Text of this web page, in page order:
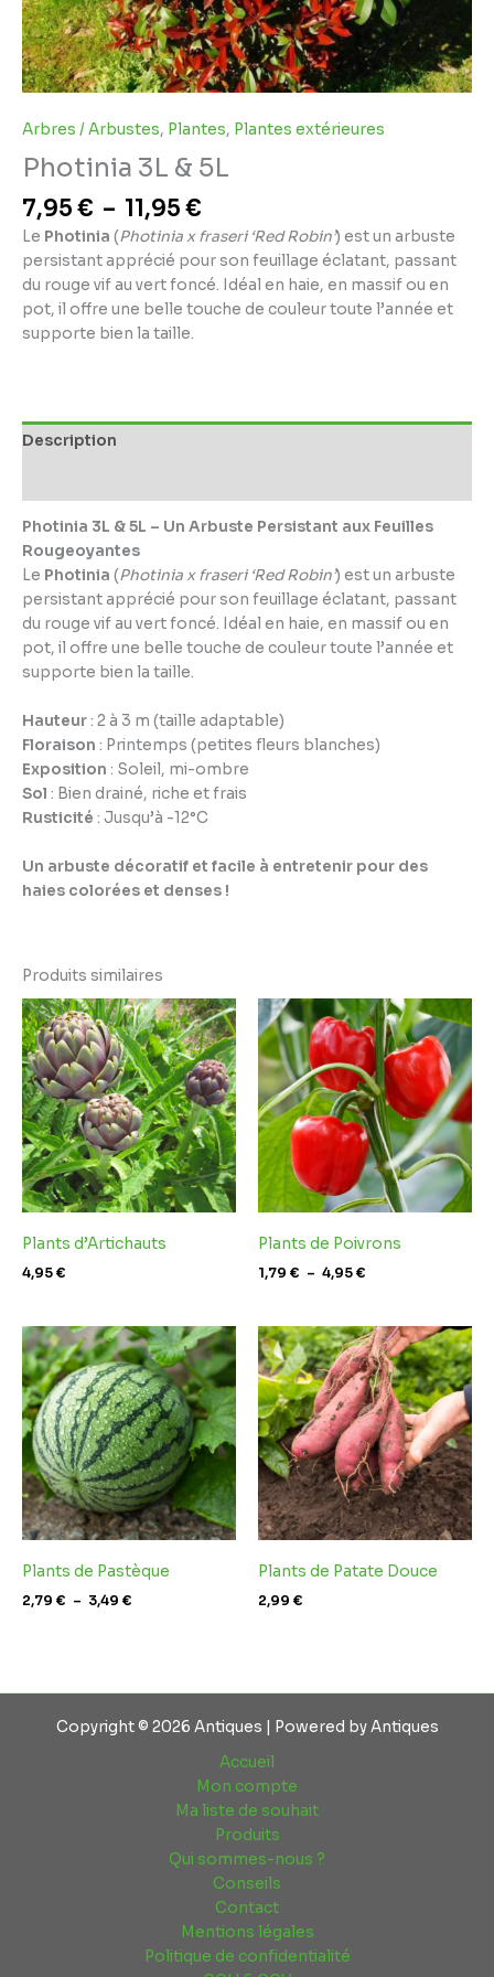
Arbres / Arbustes, Plantes, Plantes extérieures
Photinia 3L & 5L
7,95€ – 11,95€
Le Photinia (Photinia x fraseri ‘Red Robin’) est un arbuste
persistant apprécié pour son feuillage éclatant, passant
du rouge vif au vert foncé. Idéal en haie, en massif ou en
pot, il offre une belle touche de couleur toute l’année et
supporte bien la taille.
Description
Photinia 3L & 5L – Un Arbuste Persistant aux Feuilles
Rougeoyantes
Le Photinia (Photinia x fraseri ‘Red Robin’) est un arbuste
persistant apprécié pour son feuillage éclatant, passant
du rouge vif au vert foncé. Idéal en haie, en massif ou en
pot, il offre une belle touche de couleur toute l’année et
supporte bien la taille.
Hauteur: 2 à 3 m (taille adaptable)
Floraison : Printemps (petites fleurs blanches)
Exposition : Soleil, mi-ombre
Sol : Bien drainé, riche et frais
Rusticité : Jusqu’à -12°C
Un arbuste décoratif et facile à entretenir pour des
haies colorées et denses !
Produits similaires
Plants d’Artichauts
4,95€
Plants de Poivrons
1,79 € – 4,95€
Plage
de
prix :
1,79 €
à
4,95 €
Plants de Pastèque
2,79 € – 3,49 €
Plage
de
prix :
2,79 €
à
3,49 €
Plants de Patate Douce
2,99 €
Copyright © 2026 Antiques | Powered by Antiques
Accueil
Mon compte
Ma liste de souhait
Produits
Qui sommes-nous ?
Conseils
Contact
Mentions légales
Politique de confidentialité